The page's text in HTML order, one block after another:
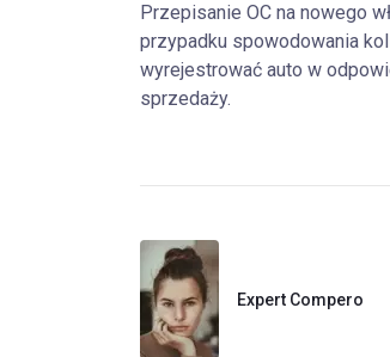
Przepisanie OC na nowego
przypadku spowodowania
wyrejestrować auto w
sprzedaży.
Expert Compero